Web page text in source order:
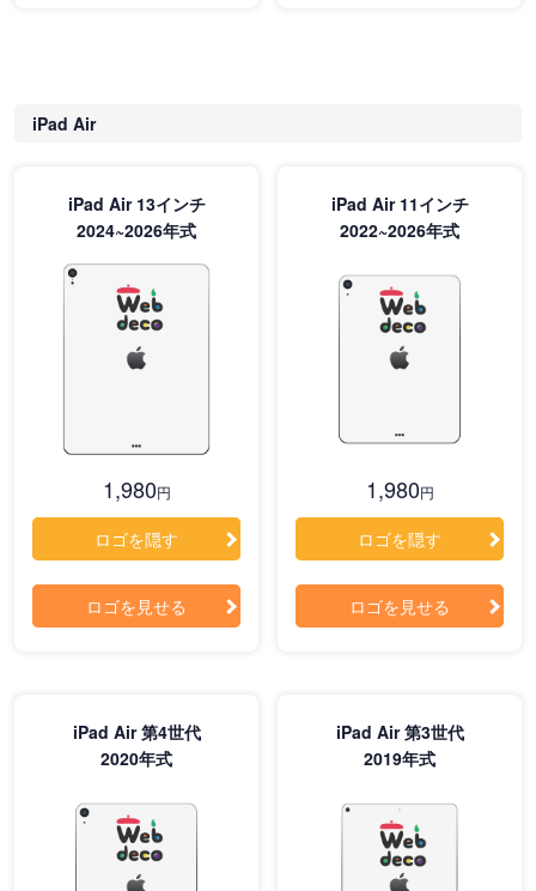
iPad Air
iPad Air 13インチ
2024~2026年式
1,980円
ロゴを隠す
ロゴを見せる
iPad Air 11インチ
2022~2026年式
1,980円
ロゴを隠す
ロゴを見せる
iPad Air 第4世代
2020年式
iPad Air 第3世代
2019年式